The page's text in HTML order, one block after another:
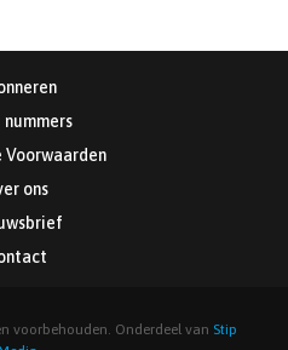
nummers
Voorwaarden
ons
voorbehouden. Onderdeel van Stip